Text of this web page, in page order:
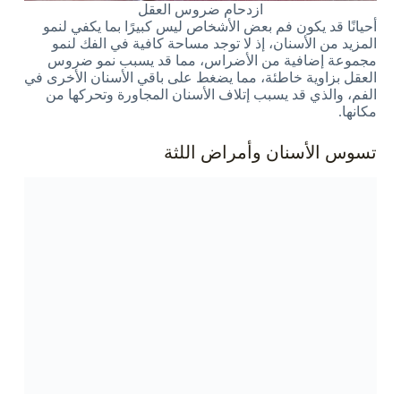
ازدحام ضروس العقل
أحيانًا قد يكون فم بعض الأشخاص ليس كبيرًا بما يكفي لنمو
المزيد من الأسنان، إذ لا توجد مساحة كافية في الفك لنمو
مجموعة إضافية من الأضراس، مما قد يسبب نمو ضروس
العقل بزاوية خاطئة، مما يضغط على باقي الأسنان الأخرى في
الفم، والذي قد يسبب إتلاف الأسنان المجاورة وتحركها من
مكانها.
تسوس الأسنان وأمراض اللثة